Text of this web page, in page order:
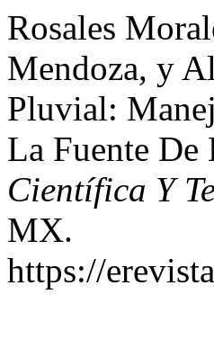
Rosales
Mendoza, y
Pluvial:
La Fuente
Científica Y
MX.
https://